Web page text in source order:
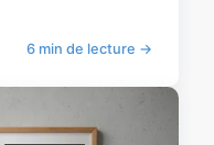
6 min de lecture →